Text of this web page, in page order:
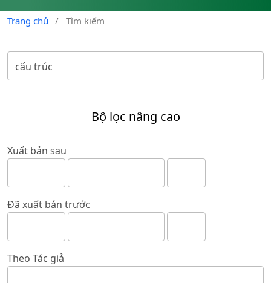
Trang chủ / Tìm kiếm
Bộ lọc nâng cao
Xuất bản sau
Đã xuất bản trước
Theo Tác giả